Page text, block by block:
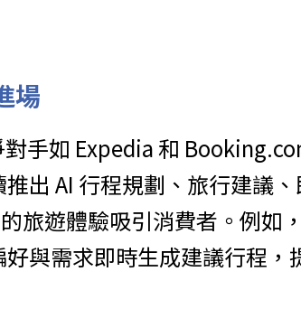
場
手如 Expedia 和
出 AI 行程規劃、旅行建議
旅遊體驗吸引消費者。例如
與需求即時生成建議行程，